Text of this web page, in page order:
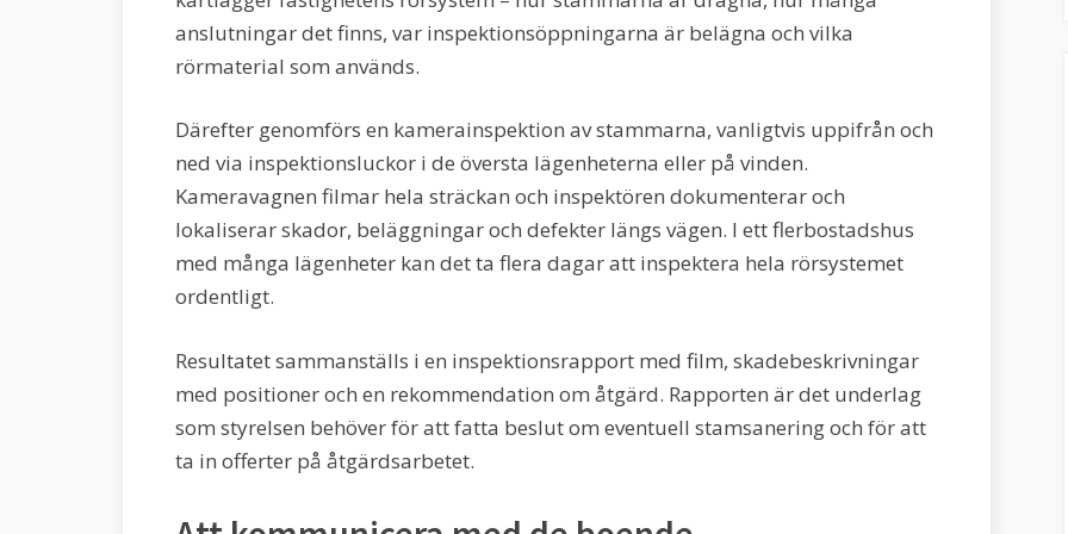
anslutningar det finns, var inspektionsöppningarna är belägna och vilka
rörmaterial som används.
Därefter genomförs en kamerainspektion av stammarna, vanligtvis uppifrån och
ned via inspektionsluckor i de översta lägenheterna eller på vinden.
Kameravagnen filmar hela sträckan och inspektören dokumenterar och
lokaliserar skador, beläggningar och defekter längs vägen. I ett flerbostadshus
med många lägenheter kan det ta flera dagar att inspektera hela rörsystemet
ordentligt.
Resultatet sammanställs i en inspektionsrapport med film, skadebeskrivningar
med positioner och en rekommendation om åtgärd. Rapporten är det underlag
som styrelsen behöver för att fatta beslut om eventuell stamsanering och för att
ta in offerter på åtgärdsarbetet.